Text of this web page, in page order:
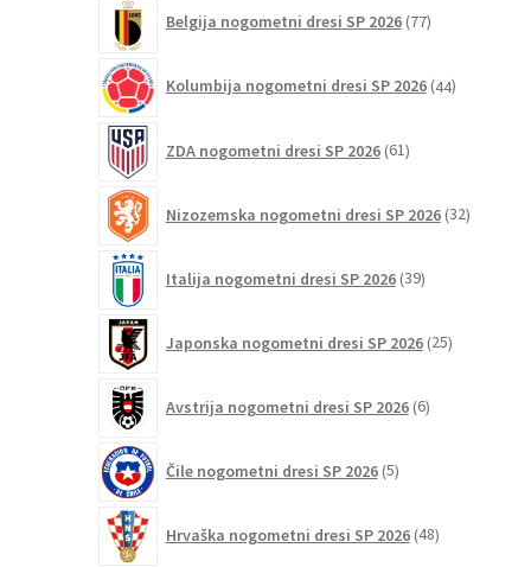
Belgija nogometni dresi SP 2026 77izdelkov
Kolumbija nogometni dresi SP 2026 44izdelkov
ZDA nogometni dresi SP 2026 61izdelkov
Nizozemska nogometni dresi SP 2026 32izdelkov
Italija nogometni dresi SP 2026 39izdelkov
Japonska nogometni dresi SP 2026 25izdelkov
Avstrija nogometni dresi SP 2026 6izdelkov
Čile nogometni dresi SP 2026 5izdelkov
Hrvaška nogometni dresi SP 2026 48izdelkov